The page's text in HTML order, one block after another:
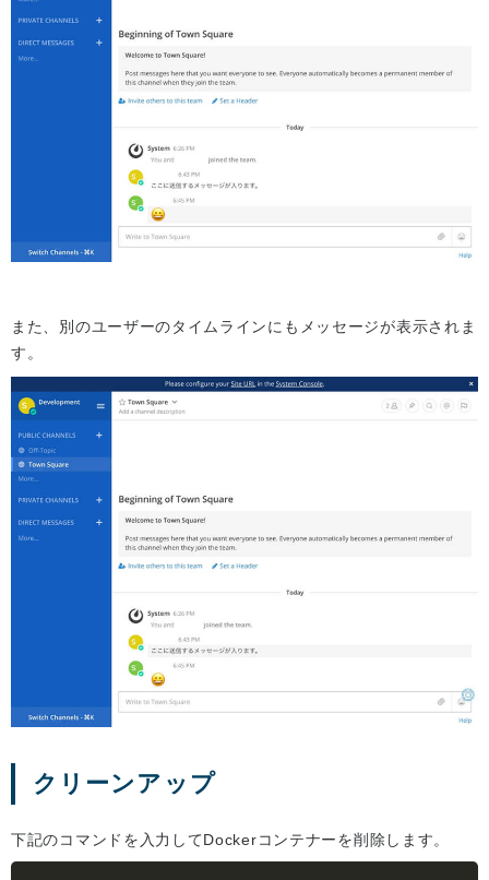
また、別のユーザーのタイムラインにもメッセージが表示されま
す。
クリーンアップ
下記のコマンドを入力してDockerコンテナーを削除します。